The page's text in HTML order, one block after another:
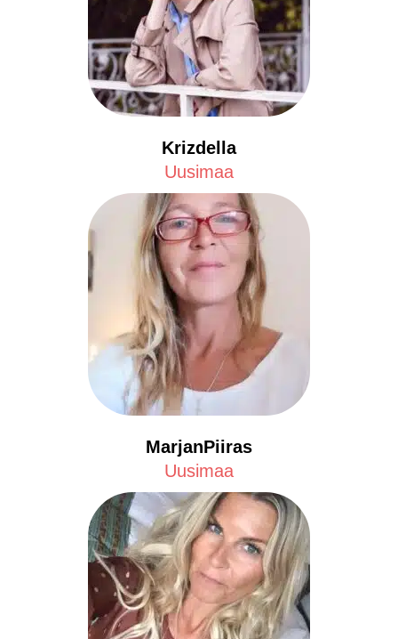
Krizdella
Uusimaa
MarjanPiiras
Uusimaa